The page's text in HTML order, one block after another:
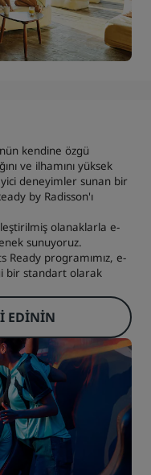
kendine özgü
ve ilhamını yüksek
deneyimler sunan bir
by Radisson'ı
olanaklarla e-
sunuyoruz.
Ready programımız, e-
bir standart olarak
EDININ